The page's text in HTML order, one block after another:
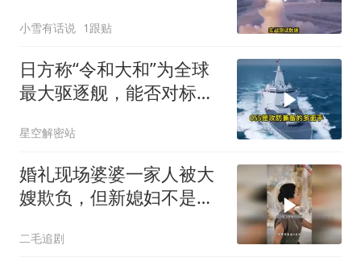
绝望？
小雪有话说 1跟贴
日方称“令和大和”为全球
最大驱逐舰，能否对标
星空解密站
婚礼现场婆婆一家人被大
嫂欺负，但新媳妇不是好
二毛追剧